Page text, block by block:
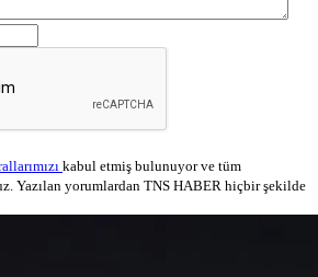
kabul etmiş bulunuyor ve tüm
Yazılan yorumlardan TNS HABER hiçbir şekilde